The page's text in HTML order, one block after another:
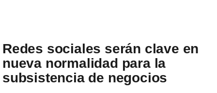
Redes sociales serán clave en
nueva normalidad para la
subsistencia de negocios